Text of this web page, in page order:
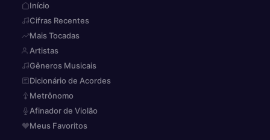
Início
Cifras Recentes
Mais Tocadas
Artistas
Gêneros Musicais
Dicionário de Acordes
Metrônomo
Afinador de Violão
Meus Favoritos